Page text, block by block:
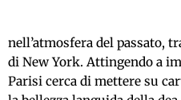
nell’atmosfera del passato,
di New York. Attingendo a
Parisi cerca di mettere su